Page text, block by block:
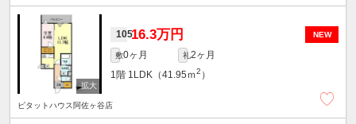
NEW
10516.3万円
敷0ヶ月 礼2ヶ月
1階 1LDK（41.95ｍ2 ）
ピタットハウス阿佐ヶ谷店